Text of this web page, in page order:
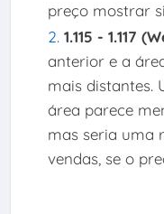
preço mostrar
1.115 - 1.117
anterior e a
mais distantes.
área parece
mas seria uma
vendas, se o